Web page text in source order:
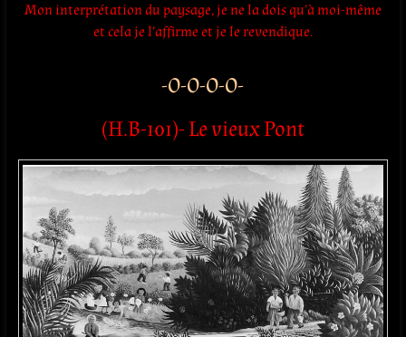
Mon interprétation du paysage, je ne la dois qu’à moi-même
et cela je l’affirme et je le revendique.
-O-O-O-O-
(H.B-101)- Le vieux Pont